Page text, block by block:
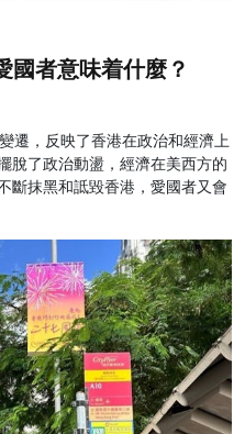
國者意味着什麼？
遷，反映了香港在政治和經濟上
脫了政治動盪，經濟在美西方的
斷抹黑和詆毀香港，愛國者又會